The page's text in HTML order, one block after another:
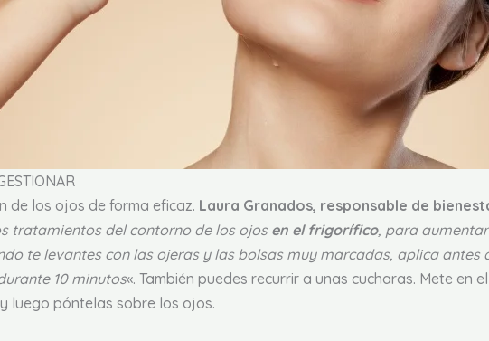
de los ojos de forma eficaz. Laura Granados, responsable de
tratamientos del contorno de los ojos en el frigorífico, para
te levantes con las ojeras y las bolsas muy marcadas, aplica
10 minutos«. También puedes recurrir a unas cucharas. Mete en
luego póntelas sobre los ojos.